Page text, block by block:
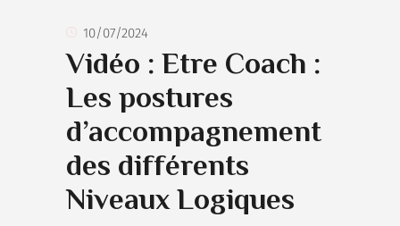
10/07/2024
Vidéo : Etre Coach :
Les postures
d’accompagnement
des différents
Niveaux Logiques